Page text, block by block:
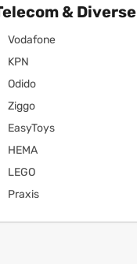
& Diverse
Vodafone
KPN
Odido
Ziggo
EasyToys
HEMA
LEGO
Praxis